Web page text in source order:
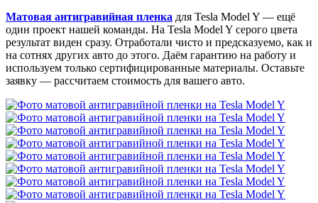
Матовая антигравийная пленка для Tesla Model Y — ещё
один проект нашей команды. На Tesla Model Y серого цвета
результат виден сразу. Отработали чисто и предсказуемо, как и
на сотнях других авто до этого. Даём гарантию на работу и
используем только сертифицированные материалы. Оставьте
заявку — рассчитаем стоимость для вашего авто.